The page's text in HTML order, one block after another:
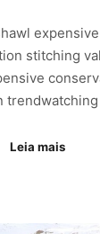
stitching
Leia mais